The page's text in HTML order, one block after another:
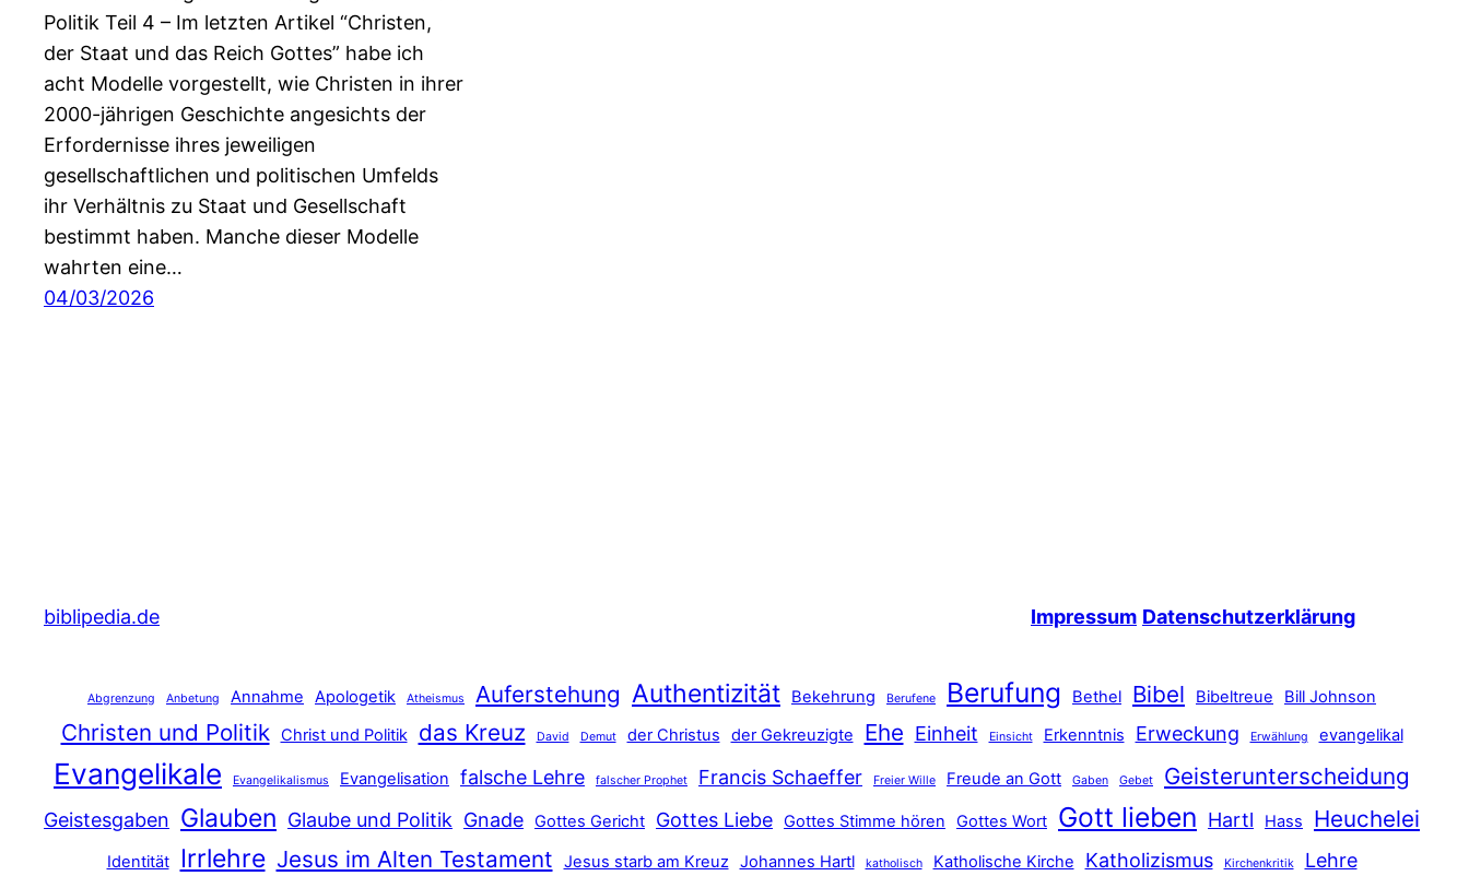
Politik Teil 4 – Im letzten Artikel “Christen,
der Staat und das Reich Gottes” habe ich
acht Modelle vorgestellt, wie Christen in ihrer
2000-jährigen Geschichte angesichts der
Erfordernisse ihres jeweiligen
gesellschaftlichen und politischen Umfelds
ihr Verhältnis zu Staat und Gesellschaft
bestimmt haben. Manche dieser Modelle
wahrten eine…
04/03/2026
biblipedia.de Impressum Datenschutzerklärung
Abgrenzung Anbetung Annahme Apologetik Atheismus Auferstehung Authentizität Bekehrung Berufene Berufung Bethel Bibel Bibeltreue Bill Johnson
Christen und Politik Christ und Politik das Kreuz David Demut der Christus der Gekreuzigte Ehe Einheit Einsicht Erkenntnis Erweckung Erwählung evangelikal
Evangelikale Evangelikalismus Evangelisation falsche Lehre falscher Prophet Francis Schaeffer Freier Wille Freude an Gott Gaben Gebet Geisterunterscheidung
Geistesgaben Glauben Glaube und Politik Gnade Gottes Gericht Gottes Liebe Gottes Stimme hören Gottes Wort Gott lieben Hartl Hass Heuchelei
Identität Irrlehre Jesus im Alten Testament Jesus starb am Kreuz Johannes Hartl katholisch Katholische Kirche Katholizismus Kirchenkritik Lehre